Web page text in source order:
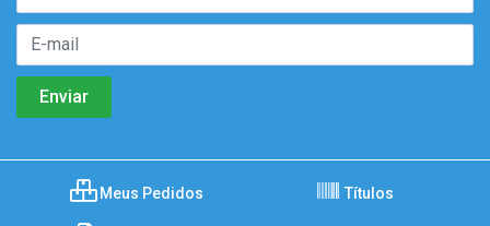
Meus Pedidos Títulos